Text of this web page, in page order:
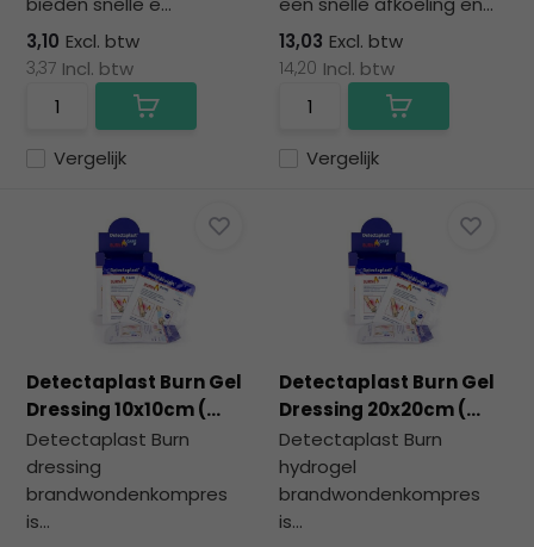
Vergelijk
3,10 Excl. btw
3,37 Incl. btw
Vergelijk
13,03 Excl. btw
14,20 Incl. btw
Detectaplast Burn Gel
Dressing 10x10cm (...
Detectaplast Burn
dressing
brandwondenkompres
is...
Detectaplast Burn Gel
Dressing 20x20cm (...
Detectaplast Burn
hydrogel
brandwondenkompres
is...